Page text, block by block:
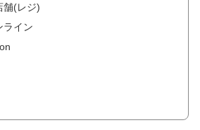
舗(レジ)
ライン